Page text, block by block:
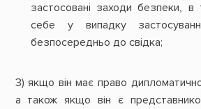
застосовані заходи безпеки,
себе у випадку
безпосередньо до свідка;
3) якщо він має право
а також якщо він є